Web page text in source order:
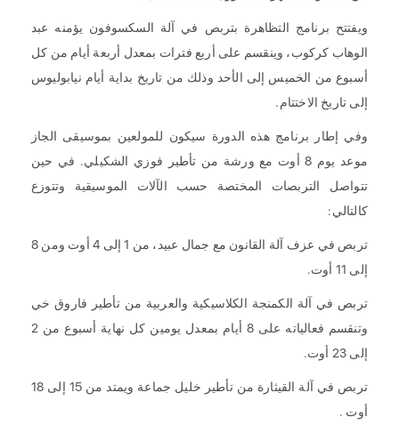
ويفتتح برنامج التظاهرة بتربص في آلة السكسوفون يؤمنه عبد
الوهاب كركوب، وينقسم على أربع فترات بمعدل أربعة أيام من كل
أسبوع من الخميس إلى الأحد وذلك من تاريخ بداية أيام نيابوليوس
إلى تاريخ الاختتام.
وفي إطار برنامج هذه الدورة سيكون للمولعين بموسيقى الجاز
موعد يوم 8 أوت مع ورشة من تأطير فوزي الشكيلي. في حين
تتواصل التربصات المختصة حسب الآلات الموسيقية وتتوزع
كالتالي:
تربص في عزف آلة القانون مع جمال عبيد، من 1 إلى 4 أوت ومن 8
إلى 11 أوت.
تربص في آلة الكمنجة الكلاسيكية والعربية من تأطير فاروق خي
وتنقسم فعالياته على 8 أيام بمعدل يومين كل نهاية أسبوع من 2
إلى 23 أوت.
تربص في آلة القيثارة من تأطير خليل جماعة ويمتد من 15 إلى 18
أوت .